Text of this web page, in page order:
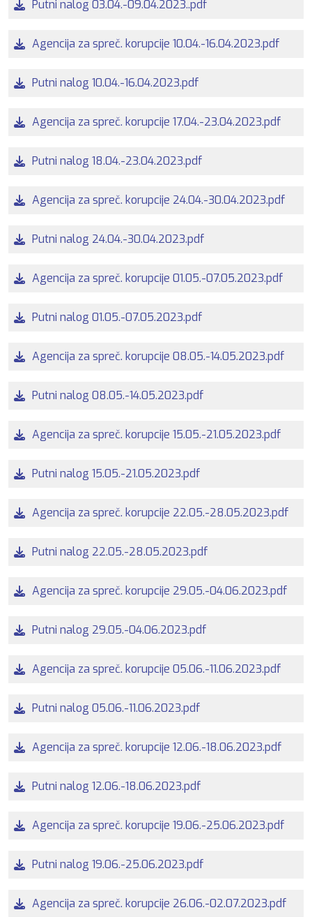
Putni nalog 03.04.-09.04.2023..pdf
Agencija za spreč. korupcije 10.04.-16.04.2023.pdf
Putni nalog 10.04.-16.04.2023.pdf
Agencija za spreč. korupcije 17.04.-23.04.2023.pdf
Putni nalog 18.04.-23.04.2023.pdf
Agencija za spreč. korupcije 24.04.-30.04.2023.pdf
Putni nalog 24.04.-30.04.2023.pdf
Agencija za spreč. korupcije 01.05.-07.05.2023.pdf
Putni nalog 01.05.-07.05.2023.pdf
Agencija za spreč. korupcije 08.05.-14.05.2023.pdf
Putni nalog 08.05.-14.05.2023.pdf
Agencija za spreč. korupcije 15.05.-21.05.2023.pdf
Putni nalog 15.05.-21.05.2023.pdf
Agencija za spreč. korupcije 22.05.-28.05.2023.pdf
Putni nalog 22.05.-28.05.2023.pdf
Agencija za spreč. korupcije 29.05.-04.06.2023.pdf
Putni nalog 29.05.-04.06.2023.pdf
Agencija za spreč. korupcije 05.06.-11.06.2023.pdf
Putni nalog 05.06.-11.06.2023.pdf
Agencija za spreč. korupcije 12.06.-18.06.2023.pdf
Putni nalog 12.06.-18.06.2023.pdf
Agencija za spreč. korupcije 19.06.-25.06.2023.pdf
Putni nalog 19.06.-25.06.2023.pdf
Agencija za spreč. korupcije 26.06.-02.07.2023.pdf